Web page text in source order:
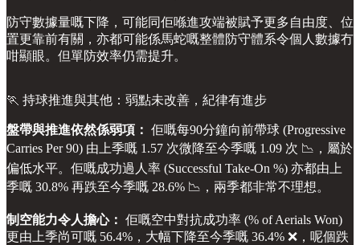
防守數據量嘅下降，可能同佢喺進攻端被賦予更多自由度、位
置更靠前有關，亦都可能係馬蛇嘅整體防守體系令個人數據冇
咁顯眼。但單防效率仍需提升。
🏃 持球推進與其他：弱點未改善，紀律有進步
盤帶與推進依然係弱項： 佢嘅每90分鐘向前帶球 (Progressive
Carries Per 90) 由上季嘅 1.57 次微降至今季嘅 1.09 次 📉，屬於
偏低水平。佢嘅成功過人率 (Successful Take-On %) 亦都由上
季嘅 30.8% 再跌至今季嘅 28.6% 📉，兩季都非常不理想。
制空能力令人擔心： 佢嘅空中對抗成功率 (% of Aerials Won)
更由上季尚可嘅 56.4%，大幅下降至今季嘅 36.4% ❌，呢個跌